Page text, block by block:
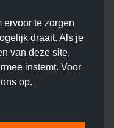
ervoor te zorgen
draait. Als je
van deze site,
instemt. Voor
op.